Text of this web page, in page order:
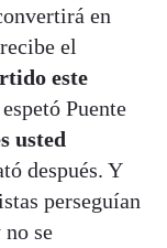
en
el
este
Puente
usted
después. Y
perseguían
se